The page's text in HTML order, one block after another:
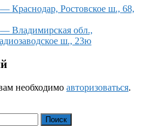
Ростовское ш., 68,
Владимирская обл.,
ш., 23ю
необходимо авторизоваться.
Поиск